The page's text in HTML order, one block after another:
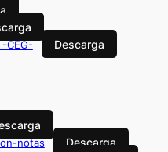
CEG- Descarga
notas Descarga